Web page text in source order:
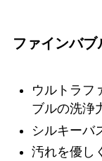
ファインバブ
ウルトラフ
ブルの洗浄
シルキーバ
汚れを優し